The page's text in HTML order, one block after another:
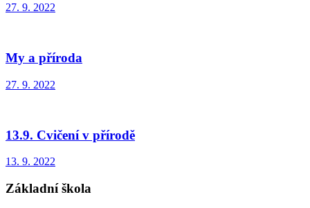
27. 9. 2022
My a příroda
27. 9. 2022
13.9. Cvičení v přírodě
13. 9. 2022
Základní škola